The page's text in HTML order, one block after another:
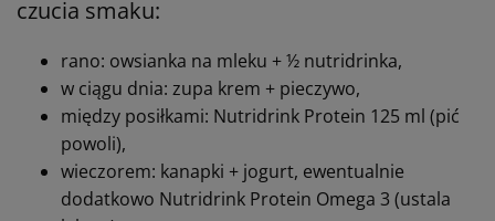
tolerowane.
Żywienie medyczne a codzienna
dieta – jak łączyć preparat odżywczy
z posiłkami chorego szczególnie u
pacjentów ze zwiększonym
zapotrzebowaniem?